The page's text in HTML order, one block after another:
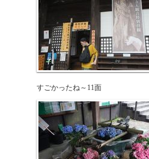
すごかったね～11面